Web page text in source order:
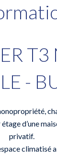
T3
-
d’une
privatif.
climatisé